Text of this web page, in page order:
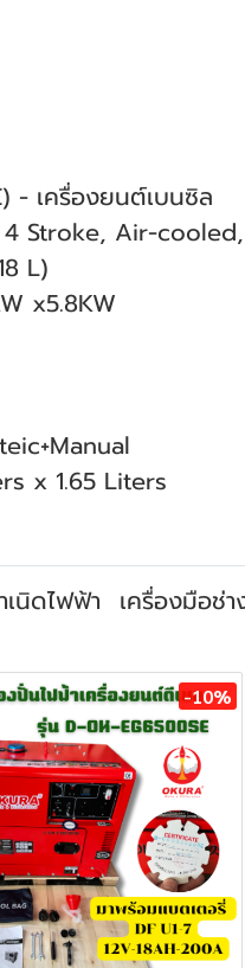
- เครื่องยนต์เบนซิล
Stroke, Air-
L)
x5.8KW
x 1.65 Liters
เนิดไฟฟ้า เครื่องมือช่า
-10%